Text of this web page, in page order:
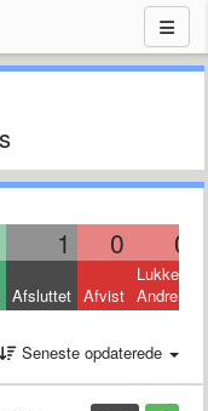
1 0 0
Afsluttet Afvist
Lukket:
Andre
Seneste opdaterede